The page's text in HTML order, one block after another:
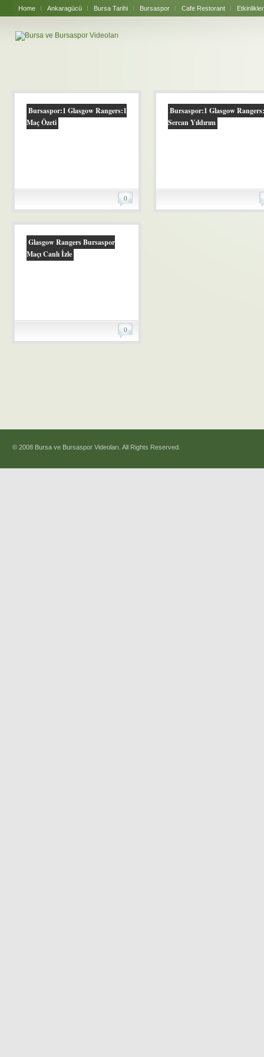
Home Ankaragücü Bursa Tarihi Bursaspor Cafe Restorant Etkinlikler
Bursaspor:1 Glasgow Rangers:1
Maç Özeti
0
Bursaspor:1 Glasgow
Sercan Yıldırım
Glasgow Rangers Bursaspor
Maçı Canlı İzle
0
© 2008 Bursa ve Bursaspor Videoları. All Rights Reserved.